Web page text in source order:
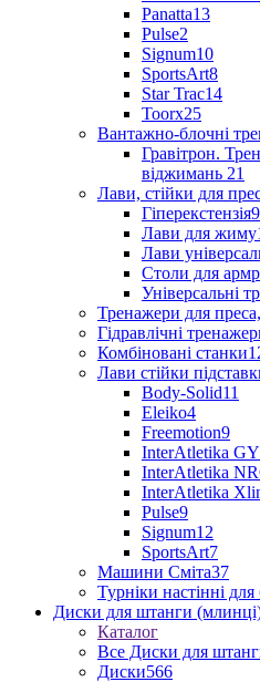
Panatta13
Pulse2
Signum10
SportsArt8
Star Trac14
Toorx25
Вантажно-блочні
Гравітрон.
віджимань 21
Лави, стійки для
Гіперекстензія
Лави для жиму
Лави
Столи для
Універсальні
Тренажери для
Гідравлічні
Комбіновані станки
Лави стійки
Body-Solid11
Eleiko4
Freemotion9
InterAtletika
InterAtletika
InterAtletika
Pulse9
Signum12
SportsArt7
Машини Сміта37
Турніки настінні
Диски для штанги
Каталог
Все Диски для
Диски566